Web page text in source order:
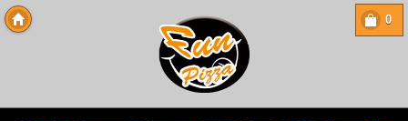
0
Copyright 2013 Des-Click Com